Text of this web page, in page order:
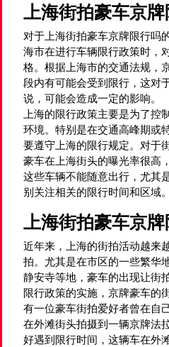
上海街拍豪车京牌
对于上海街拍豪车京牌限行吗
海市在进行车辆限行政策时，
格。根据上海市的交通法规，
段内有可能会受到限行，这对
说，可能会造成一定的影响。
上海的限行政策主要是为了控
环境。特别是在交通高峰期或
要遵守上海的限行规定。对于
豪车在上海街头的曝光率很高
这些车辆不能随意出行，尤其
别关注相关的限行时间和区域。
上海街拍豪车京牌
近年来，上海的街拍活动越来
拍。尤其是在市区的一些繁华
静安寺等地，豪车的出现让街
限行政策的实施，京牌豪车的
有一位豪车街拍爱好者曾在自
在外滩街头拍摄到一辆京牌法
好遇到限行时间，这辆车在外